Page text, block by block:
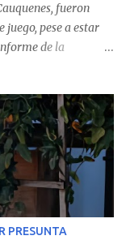
fueron
juego, pese a estar
de la
o
por un
y junio de 2025.
de Cauquenes se
este tipo de
casos
de Chanco,
PRESUNTA